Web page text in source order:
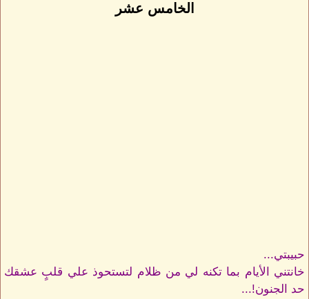
الخامس عشر
حبيبتي...
خانتني الأيام بما تكنه لي من ظلام لتستحوذ علي قلبٍ عشقك
حد الجنون!...